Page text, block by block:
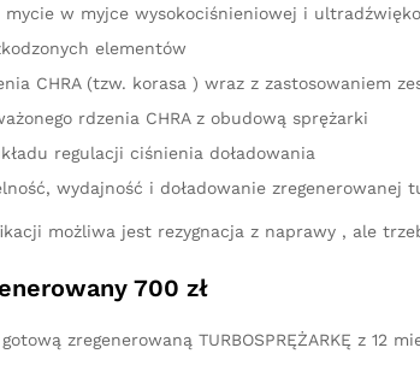
mycie w myjce wysokociśnieniowej i
elementów
CHRA (tzw. korasa ) wraz z zastosowaniem
rdzenia CHRA z obudową sprężarki
regulacji ciśnienia doładowania
wydajność i doładowanie zregenerowanej
możliwa jest rezygnacja z naprawy , ale
700 zł
zregenerowaną TURBOSPRĘŻARKĘ z 12